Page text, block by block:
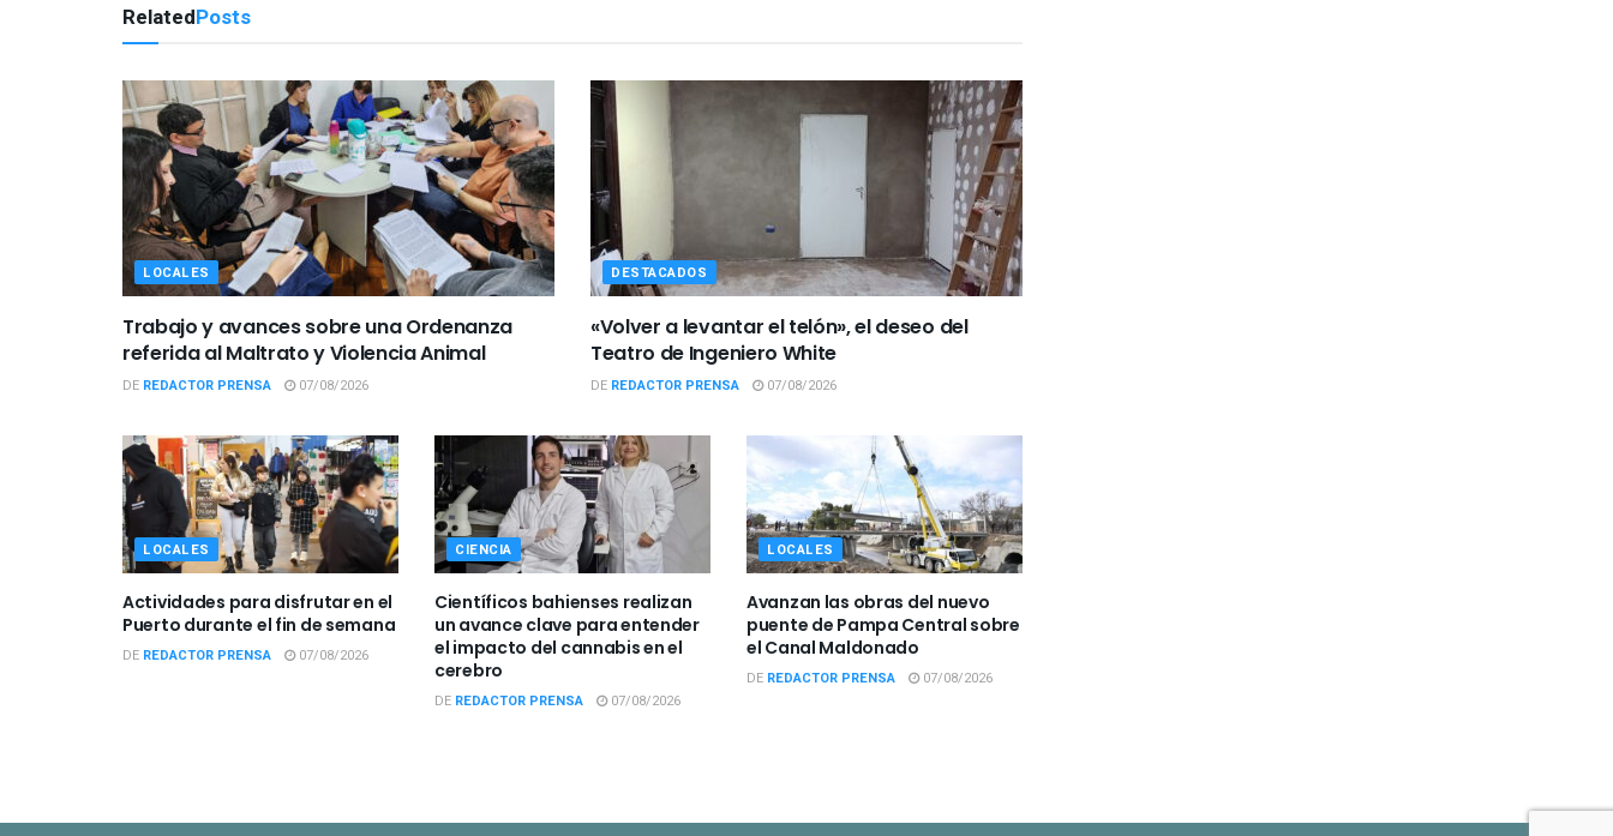
RelatedPosts
LOCALES
Trabajo y avances sobre una Ordenanza
referida al Maltrato y Violencia Animal
DE REDACTOR PRENSA 07/08/2026
DESTACADOS
«Volver a levantar el telón», el deseo del
Teatro de Ingeniero White
DE REDACTOR PRENSA 07/08/2026
LOCALES
Actividades para disfrutar en el
Puerto durante el fin de semana
DE REDACTOR PRENSA 07/08/2026
CIENCIA
Científicos bahienses realizan
un avance clave para entender
el impacto del cannabis en el
cerebro
DE REDACTOR PRENSA 07/08/2026
LOCALES
Avanzan las obras del nuevo
puente de Pampa Central sobre
el Canal Maldonado
DE REDACTOR PRENSA 07/08/2026